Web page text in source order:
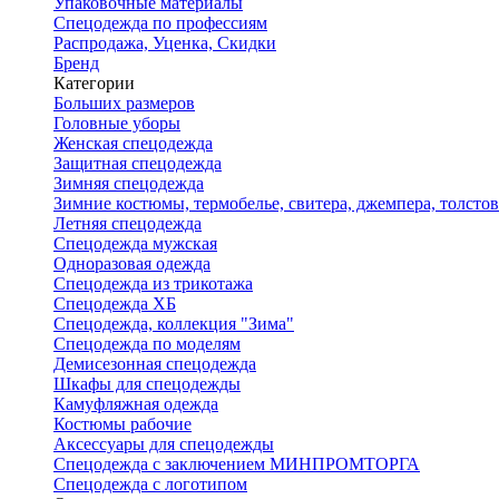
Спецодежда по профессиям
Распродажа, Уценка, Скидки
Бренд
Категории
Больших размеров
Головные уборы
Женская спецодежда
Защитная спецодежда
Зимняя спецодежда
Зимние костюмы, термобелье, свитера, джемпера,
Летняя спецодежда
Спецодежда мужская
Одноразовая одежда
Спецодежда из трикотажа
Спецодежда ХБ
Спецодежда, коллекция "Зима"
Спецодежда по моделям
Демисезонная спецодежда
Шкафы для спецодежды
Камуфляжная одежда
Костюмы рабочие
Аксессуары для спецодежды
Спецодежда с заключением МИНПРОМТОРГА
Спецодежда с логотипом